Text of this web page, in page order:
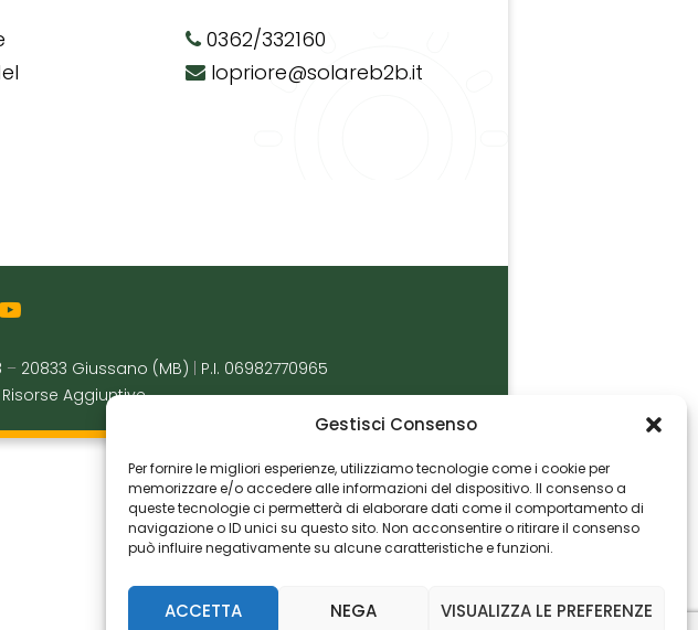
Gestisci Consenso
Per fornire le migliori esperienze, utilizziamo tecnologie come i cookie per
memorizzare e/o accedere alle informazioni del dispositivo. Il consenso a
queste tecnologie ci permetterà di elaborare dati come il comportamento di
navigazione o ID unici su questo sito. Non acconsentire o ritirare il consenso
può influire negativamente su alcune caratteristiche e funzioni.
ACCETTA NEGA VISUALIZZA LE PREFERENZE
0362/332160
lopriore@solareb2b.it
– 20833 Giussano (MB)
P.I. 06982770965
Risorse Aggiuntive